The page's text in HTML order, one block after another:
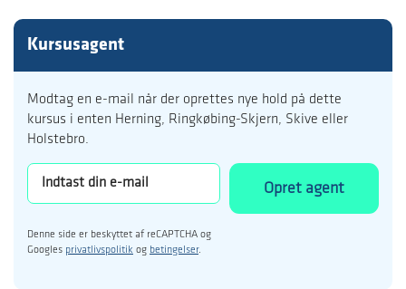
Kursusagent
Modtag en e-mail når der oprettes nye hold på dette
kursus i enten Herning, Ringkøbing-Skjern, Skive eller
Holstebro.
Opret agent
Denne side er beskyttet af reCAPTCHA og
Googles privatlivspolitik og betingelser.